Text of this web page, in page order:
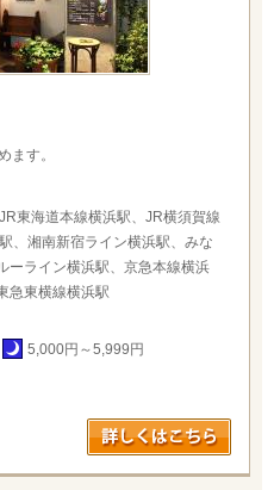
ます。
東海道本線横浜駅、JR横須賀線
、湘南新宿ライン横浜駅、みな
ーライン横浜駅、京急本線横浜
急東横線横浜駅
5,000円～5,999円